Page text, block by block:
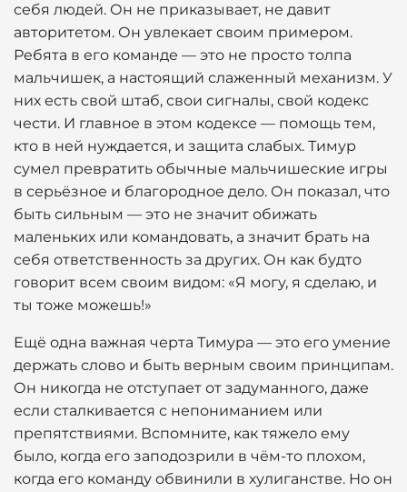
себя людей. Он не приказывает, не давит
авторитетом. Он увлекает своим примером.
Ребята в его команде — это не просто толпа
мальчишек, а настоящий слаженный механизм. У
них есть свой штаб, свои сигналы, свой кодекс
чести. И главное в этом кодексе — помощь тем,
кто в ней нуждается, и защита слабых. Тимур
сумел превратить обычные мальчишеские игры
в серьёзное и благородное дело. Он показал, что
быть сильным — это не значит обижать
маленьких или командовать, а значит брать на
себя ответственность за других. Он как будто
говорит всем своим видом: «Я могу, я сделаю, и
ты тоже можешь!»
Ещё одна важная черта Тимура — это его умение
держать слово и быть верным своим принципам.
Он никогда не отступает от задуманного, даже
если сталкивается с непониманием или
препятствиями. Вспомните, как тяжело ему
было, когда его заподозрили в чём-то плохом,
когда его команду обвинили в хулиганстве. Но он